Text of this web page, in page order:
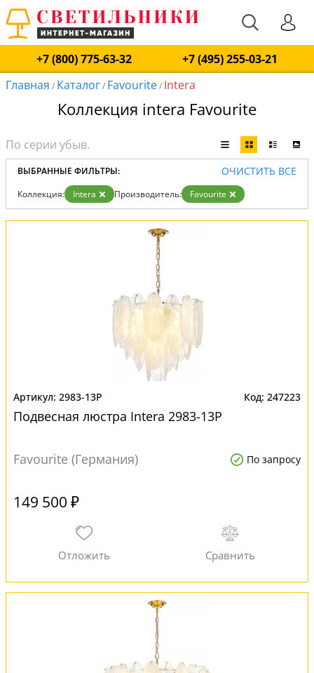
+7 (800) 775-63-32
+7 (495) 255-03-21
Главная / Каталог/ Favourite/ Intera
Коллекция intera Favourite
ВЫБРАННЫЕ ФИЛЬТРЫ: ОЧИСТИТЬ ВСЕ
Коллекция: Intera Производитель: Favourite
2983-13P 247223
Подвесная люстра Intera 2983-13P
Favourite (Германия) По запросу
149 500 ₽